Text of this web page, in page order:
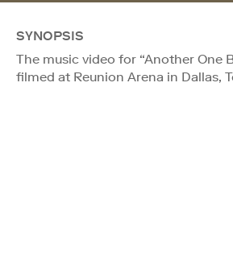
SYNOPSIS
The music video for “Another One
filmed at Reunion Arena in Dallas,